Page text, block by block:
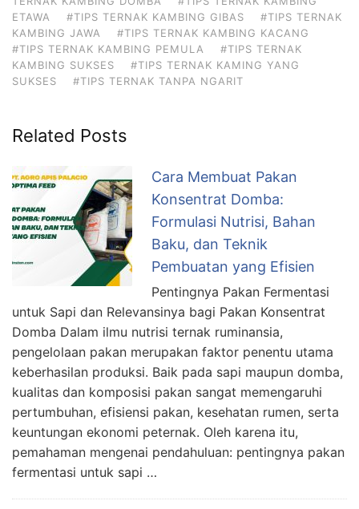
N
A
K
K
A
B
I
N
G
T
E
B
I
K
H
A
S
I
L
S
U
ETAWA
#TIPS TERNAK KAMBING GIBAS
#TIPS TERNAK
KAMBING JAWA
#TIPS TERNAK KAMBING KACANG
#TIPS TERNAK KAMBING PEMULA
#TIPS TERNAK
KAMBING SUKSES
#TIPS TERNAK KAMING YANG
SUKSES
#TIPS TERNAK TANPA NGARIT
Related Posts
Cara Membuat Pakan
Konsentrat Domba:
Formulasi Nutrisi, Bahan
Baku, dan Teknik
Pembuatan yang Efisien
Pentingnya Pakan Fermentasi
untuk Sapi dan Relevansinya bagi Pakan Konsentrat
Domba Dalam ilmu nutrisi ternak ruminansia,
pengelolaan pakan merupakan faktor penentu utama
keberhasilan produksi. Baik pada sapi maupun domba,
kualitas dan komposisi pakan sangat memengaruhi
pertumbuhan, efisiensi pakan, kesehatan rumen, serta
keuntungan ekonomi peternak. Oleh karena itu,
pemahaman mengenai pendahuluan: pentingnya pakan
fermentasi untuk sapi …